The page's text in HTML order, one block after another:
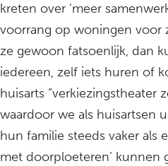
kreten over ‘meer
voorrang op woningen voor
ze gewoon fatsoenlijk, dan
iedereen, zelf iets huren of
huisarts “verkiezingstheater
waardoor we als huisartsen
hun familie steeds vaker als
met doorploeteren’ kunnen